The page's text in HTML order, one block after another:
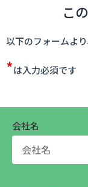
こ
以下のフォームよ
*は入力必須です
会社名